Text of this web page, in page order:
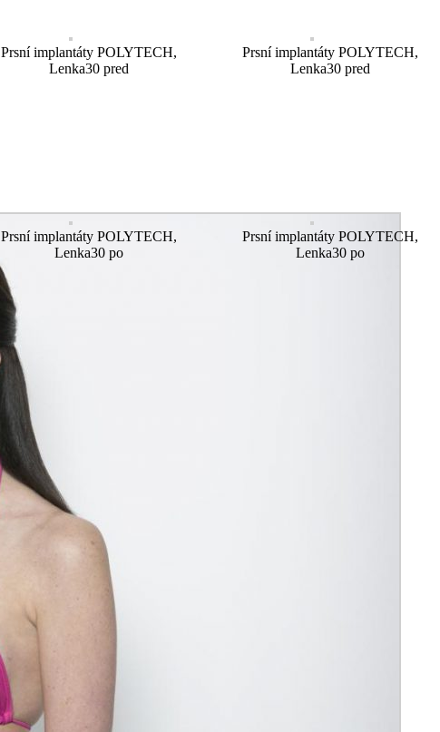
Prsní implantáty POLYTECH,
Lenka30 pred
Prsní implantáty POLYTECH,
Lenka30 pred
Prsní implantáty POLYTECH,
Lenka30 po
Prsní implantáty POLYTECH,
Lenka30 po